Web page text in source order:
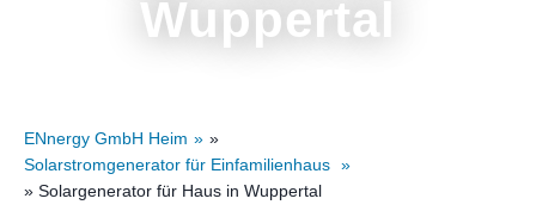
Wuppertal
ENnergy GmbH Heim
»
Solarstromgenerator für Einfamilienhaus
» Solargenerator für Haus in Wuppertal